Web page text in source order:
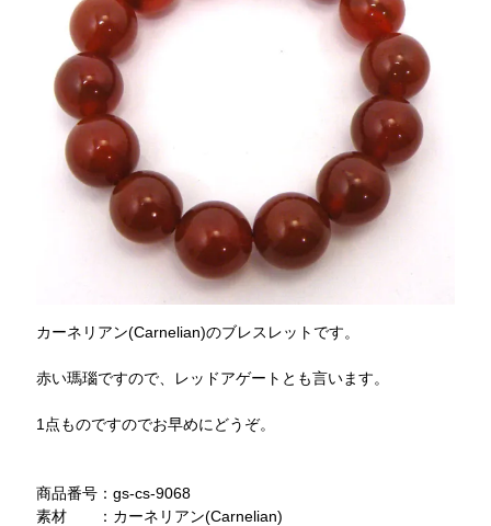
カーネリアン(Carnelian)のブレスレットです。
赤い瑪瑙ですので、レッドアゲートとも言います。
1点ものですのでお早めにどうぞ。
商品番号：gs-cs-9068
素材 ：カーネリアン(Carnelian)